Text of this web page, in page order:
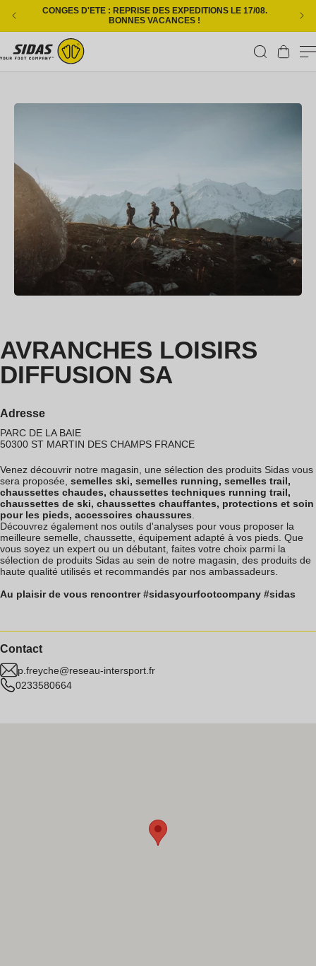
Ignorer et passer au contenu
CONGES D'ETE : REPRISE DES EXPEDITIONS LE 17/08.
BONNES VACANCES !
Panier
AVRANCHES LOISIRS
DIFFUSION SA
Adresse
PARC DE LA BAIE
50300 ST MARTIN DES CHAMPS FRANCE
Venez découvrir notre magasin, une sélection des produits Sidas vous
sera proposée, semelles ski, semelles running, semelles trail,
chaussettes chaudes, chaussettes techniques running trail,
chaussettes de ski, chaussettes chauffantes, protections et soin
pour les pieds, accessoires chaussures.
Découvrez également nos outils d'analyses pour vous proposer la
meilleure semelle, chaussette, équipement adapté à vos pieds. Que
vous soyez un expert ou un débutant, faites votre choix parmi la
sélection de produits Sidas au sein de notre magasin, des produits de
haute qualité utilisés et recommandés par nos ambassadeurs.
Au plaisir de vous rencontrer #sidasyourfootcompany #sidas
Contact
p.freyche@reseau-intersport.fr
0233580664